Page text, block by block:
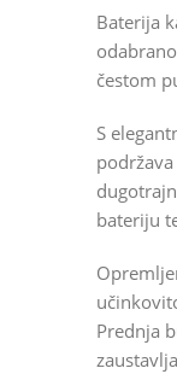
Baterija
čestom
S
bateriju
Prednja